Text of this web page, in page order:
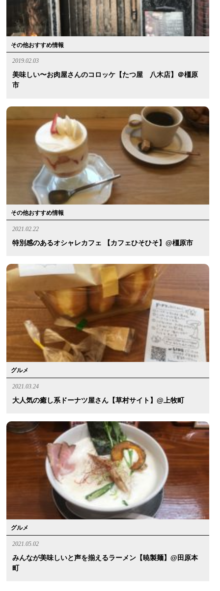
その他おすすめ情報
2019.02.03
美味しい〜お肉屋さんのコロッケ【たつ屋 八木店】＠橿原
市
その他おすすめ情報
2021.02.22
特別感のあるオシャレカフェ 【カフェひそひそ】@橿原市
グルメ
2021.03.24
大人気の癒し系ドーナツ屋さん【草村サイト】@上牧町
グルメ
2021.05.02
みんなが美味しいと声を揃えるラーメン【暁製麺】@田原本
町